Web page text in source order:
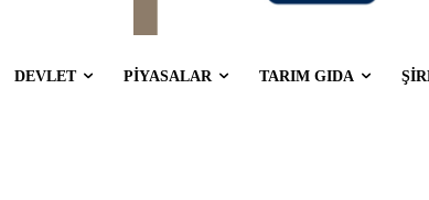
DEVLET PİYASALAR TARIM GIDA